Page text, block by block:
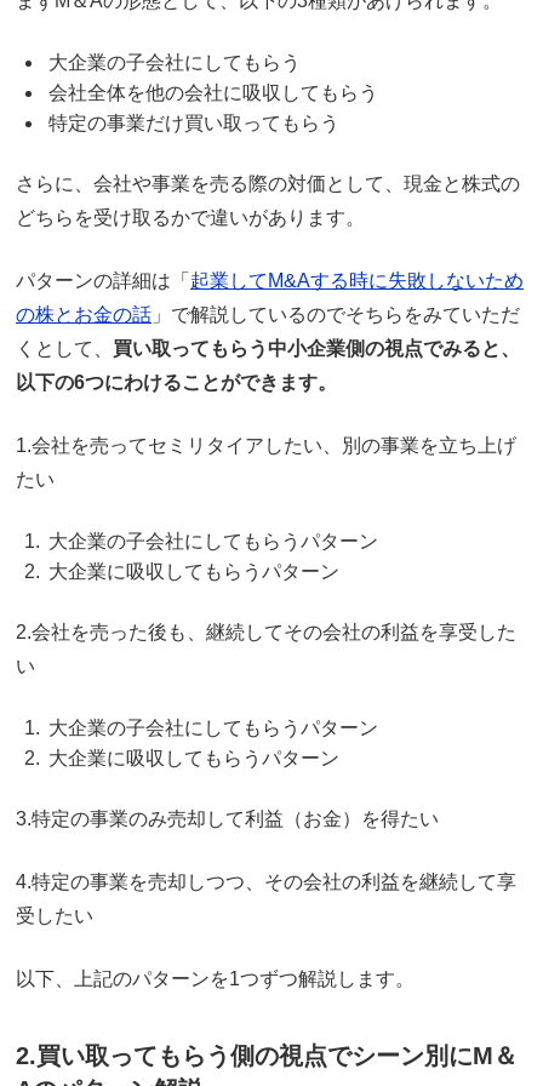
大企業の子会社にしてもらう
会社全体を他の会社に吸収してもらう
特定の事業だけ買い取ってもらう
さらに、会社や事業を売る際の対価として、現金と株式の
どちらを受け取るかで違いがあります。
パターンの詳細は「 起業してM&Aする時に失敗しないため
の株とお金の話 」で解説しているのでそちらをみていただ
くとして、 買い取ってもらう中小企業側の視点でみると、
以下の6つにわけることができます。
1.会社を売ってセミリタイアしたい、別の事業を立ち上げ
たい
大企業の子会社にしてもらうパターン
大企業に吸収してもらうパターン
2.会社を売った後も、継続してその会社の利益を享受した
い
大企業の子会社にしてもらうパターン
大企業に吸収してもらうパターン
3.特定の事業のみ売却して利益（お金）を得たい
4.特定の事業を売却しつつ、その会社の利益を継続して享
受したい
以下、上記のパターンを1つずつ解説します。
2.買い取ってもらう側の視点でシーン別にM＆